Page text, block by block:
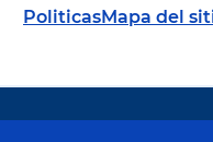
PoliticasMapa del